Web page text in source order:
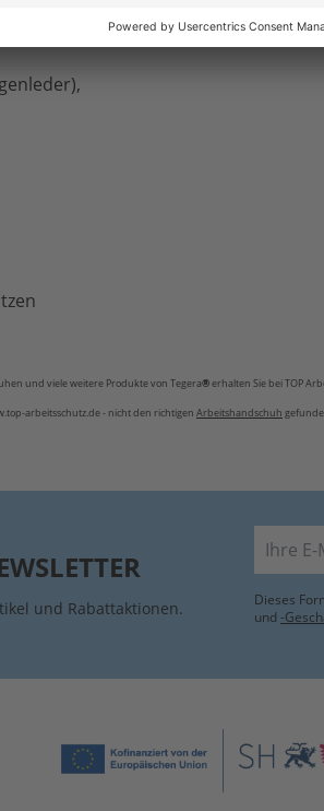
und viele weitere Produkte von Tegera®erhalten Sie bei TOP
arbeitsschutz.de - nicht den richtigen Arbeitshandschuh
und Rabattaktionen.
E-Mail
Dieses
und -